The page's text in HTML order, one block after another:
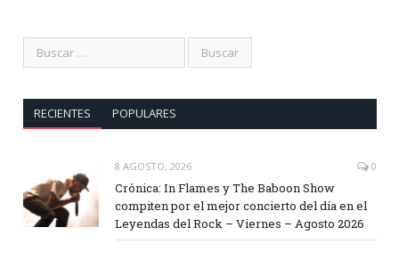
RECIENTES POPULARES
8 AGOSTO, 2026 0
Crónica: In Flames y The Baboon Show
compiten por el mejor concierto del día en el
Leyendas del Rock – Viernes – Agosto 2026